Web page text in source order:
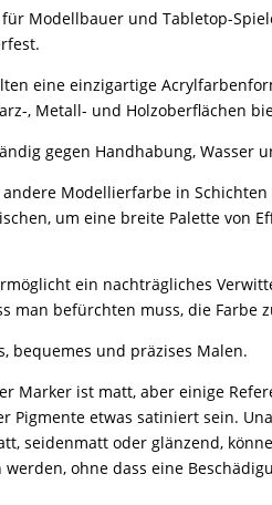
Modellbauer und Tabletop-
eine einzigartige
, Metall- und Holzoberflächen
gegen Handhabung, Wasser
andere Modellierfarbe in
um eine breite Palette von
ein nachträgliches
man befürchten muss, die Farbe
bequemes und präzises Malen.
Marker ist matt, aber einige
Pigmente etwas satiniert sein.
seidenmatt oder glänzend,
werden, ohne dass eine